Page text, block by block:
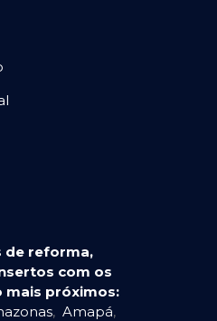
de reforma,
com os
mais próximos:
, Amapá,